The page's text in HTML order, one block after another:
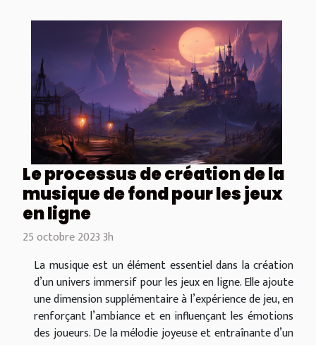
Le processus de création de la
musique de fond pour les jeux
en ligne
25 octobre 2023 3h
La musique est un élément essentiel dans la création
d’un univers immersif pour les jeux en ligne. Elle ajoute
une dimension supplémentaire à l’expérience de jeu, en
renforçant l’ambiance et en influençant les émotions
des joueurs. De la mélodie joyeuse et entraînante d’un